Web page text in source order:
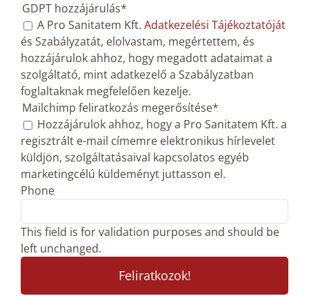
GDPT hozzájárulás*
A Pro Sanitatem Kft. Adatkezelési Tájékoztatóját
és Szabályzatát, elolvastam, megértettem, és
hozzájárulok ahhoz, hogy megadott adataimat a
szolgáltató, mint adatkezelő a Szabályzatban
foglaltaknak megfelelően kezelje.
Mailchimp feliratkozás megerősítése*
Hozzájárulok ahhoz, hogy a Pro Sanitatem Kft. a
regisztrált e-mail címemre elektronikus hírlevelet
küldjön, szolgáltatásaival kapcsolatos egyéb
marketingcélú küldeményt juttasson el.
Phone
This field is for validation purposes and should be
left unchanged.